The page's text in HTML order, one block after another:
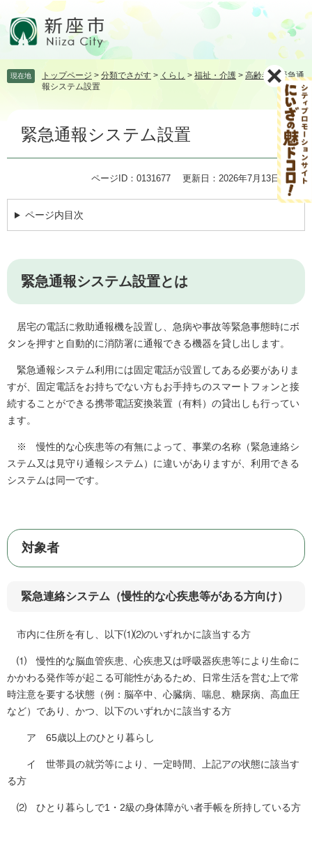
頭飛 現在地 トップページ > 分類でさがす > くらし > 福祉・介護 > 高齢者>緊急通
報システム設置
緊急通報システム設置
ページID：0131677 更新日：2026年7月13日更新
ページ内目次
緊急通報システム設置とは
居宅の電話に救助通報機を設置し、急病や事故等緊急事態時にボ
タンを押すと自動的に消防署に通報できる機器を貸し出します。
緊急通報システム利用には固定電話が設置してある必要がありま
すが、固定電話をお持ちでない方もお手持ちのスマートフォンと接
続することができる携帯電話変換装置（有料）の貸出しも行ってい
ます。
※ 慢性的な心疾患等の有無によって、事業の名称（緊急連絡シ
ステム又は見守り通報システム）に違いがありますが、利用できる
システムは同一です。
対象者
緊急連絡システム（慢性的な心疾患等がある方向け）​
市内に住所を有し、以下⑴⑵のいずれかに該当する方
⑴ 慢性的な脳血管疾患、心疾患又は呼吸器疾患等により生命に
かかわる発作等が起こる可能性があるため、日常生活を営む上で常
時注意を要する状態（例：脳卒中、心臓病、喘息、糖尿病、高血圧
など）であり、かつ、以下のいずれかに該当する方
ア 65歳以上のひとり暮らし
イ 世帯員の就労等により、一定時間、上記アの状態に該当す
る方
⑵ ひとり暮らしで1・2級の身体障がい者手帳を所持している方